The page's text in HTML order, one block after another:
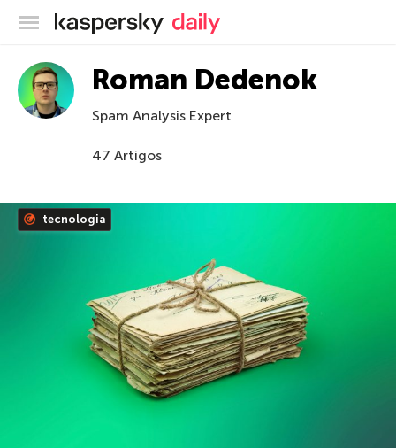
Blog oficial da Kaspersky
Roman Dedenok
Spam Analysis Expert
47 Artigos
tecnologia